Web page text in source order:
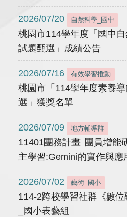
2026/07/20 自然科學_國中
桃園市114學年度「國中
試題甄選」成績公告
2026/07/16 有效學習推動
桃園市「114學年度素養
選」獲獎名單
2026/07/09 地方輔導群
11401團務計畫 團員增能
主學習:Gemini的實作與應
2026/07/02 藝術_國小
114-2跨校學習社群《數位
_國小表藝組